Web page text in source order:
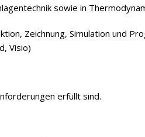
sowie in
Zeichnung, Simulation und
Visio)
erfüllt sind.